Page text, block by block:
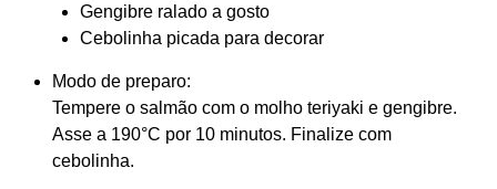
Gengibre ralado a gosto
Cebolinha picada para decorar
Modo de preparo:
Tempere o salmão com o molho teriyaki e gengibre.
Asse a 190°C por 10 minutos. Finalize com
cebolinha.